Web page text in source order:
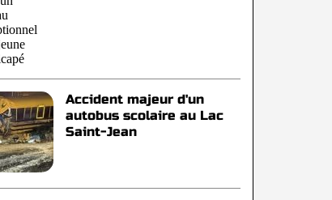
Accident majeur d'un
autobus scolaire au Lac
Saint-Jean